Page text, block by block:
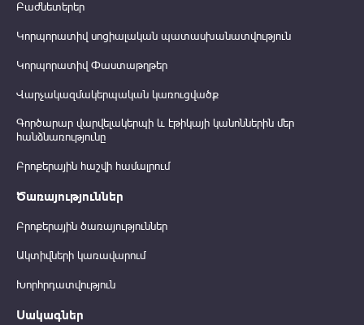
Բաժնետերեր
Կորպորատիվ սոցիալական պատասխանատվություն
Կորպորատիվ Փաստաթղթեր
Վարչակազմակերպական կառուցվածք
Գործարար վարվելակերպի և էթիկայի կանոններին մեր
հանձնառությունը
Բրոքերային հաշվի համալրում
Ծառայություններ
Բրոքերային ծառայություններ
Ակտիվների կառավարում
Խորհրդատվություն
Սակագներ